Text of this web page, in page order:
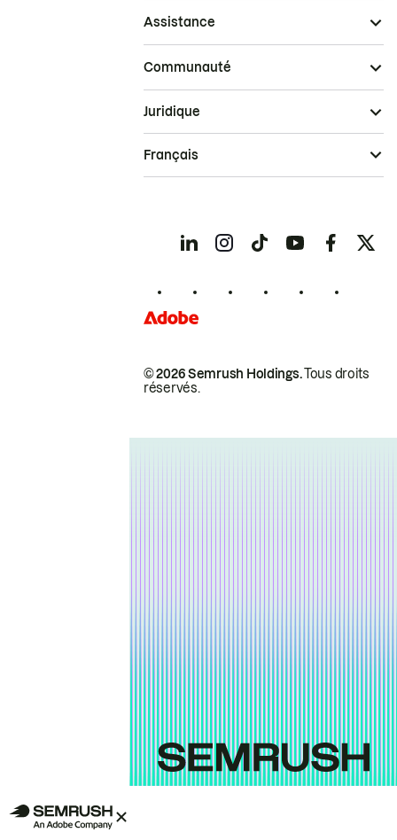
Assistance
Communauté
© 2026 Semrush Holdings.Tous droits
réservés.
Juridique
Français